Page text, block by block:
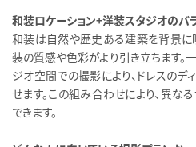
和装ロケーション＋洋装スタジオのバ
和装は自然や歴史ある建築を背景に
装の質感や色彩がより引き立ちます
ジオ空間での撮影により、ドレスの
せます。この組み合わせにより、異
できます。